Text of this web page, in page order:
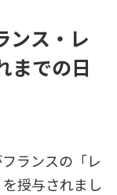
ンス・レ
までの日
ランスの「レ
授与されまし